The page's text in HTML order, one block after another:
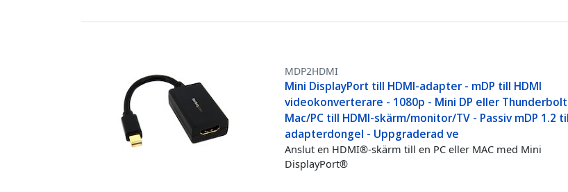
MDP2HDMI
Mini DisplayPort till HDMI-adapter - mDP till HDMI
videokonverterare - 1080p - Mini DP eller
Mac/PC till HDMI-skärm/monitor/TV - Passiv mDP 1.2
adapterdongel - Uppgraderad ve
Anslut en HDMI®-skärm till en PC eller MAC med Mini
DisplayPort®